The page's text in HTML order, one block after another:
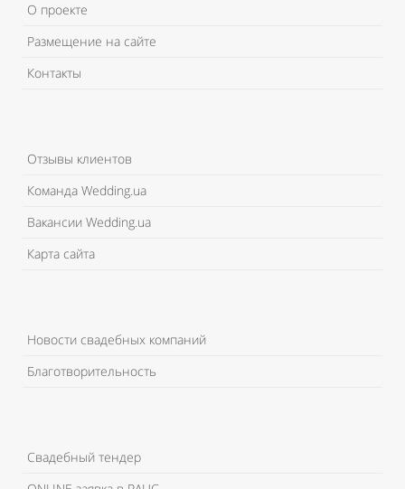
О проекте
Размещение на сайте
Контакты
Отзывы клиентов
Команда Wedding.ua
Вакансии Wedding.ua
Карта сайта
Новости свадебных компаний
Благотворительность
Свадебный тендер